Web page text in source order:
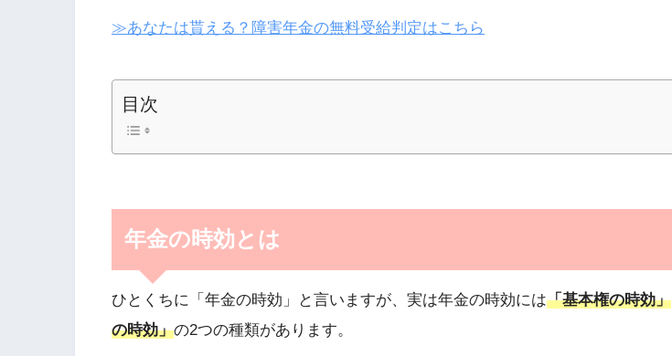
≫あなたは貰える？障害年金の無料受給判定はこちら
目次
年金の時効とは
ひとくちに「年金の時効」と言いますが、実は年金の時効には「基本権の時効」
の時効」の2つの種類があります。